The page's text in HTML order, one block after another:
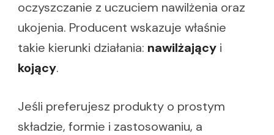
oczyszczanie z uczuciem nawilżenia oraz
ukojenia. Producent wskazuje właśnie
takie kierunki działania: nawilżający i
kojący.
Jeśli preferujesz produkty o prostym
składzie, formie i zastosowaniu, a